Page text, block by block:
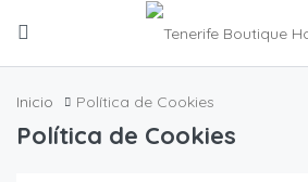
Inicio Política de Cookies
Política de Cookies